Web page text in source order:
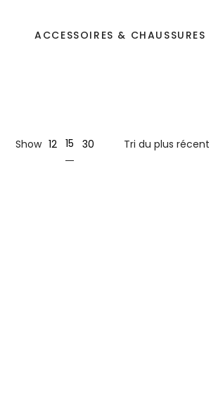
ACCESSOIRES & CHAUSSURES
Show 12 15 30